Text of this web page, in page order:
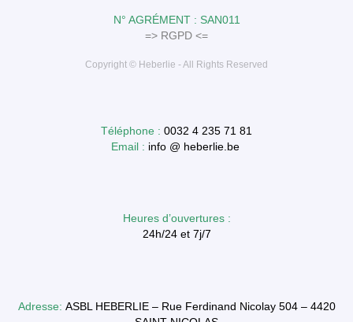
Adresse: ASBL HEBERLIE – Rue Ferdinand Nicolay 504 – 4420
Heures d’ouvertures :
24h/24 et 7j/7
Téléphone : 0032 4 235 71 81
Email : info @ heberlie.be
N° AGRÉMENT : SAN011
=> RGPD <=
Copyright © Heberlie - All Rights Reserved